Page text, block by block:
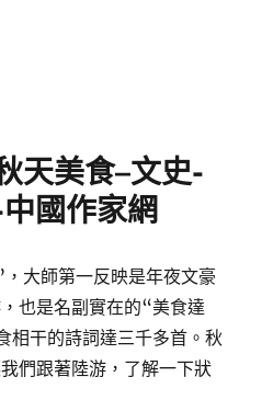
天美食–文史-
國作家網
大師第一反映是年夜文豪
也是名副實在的“美食達
相干的詩詞達三千多首。秋
們跟著陸游，了解一下狀